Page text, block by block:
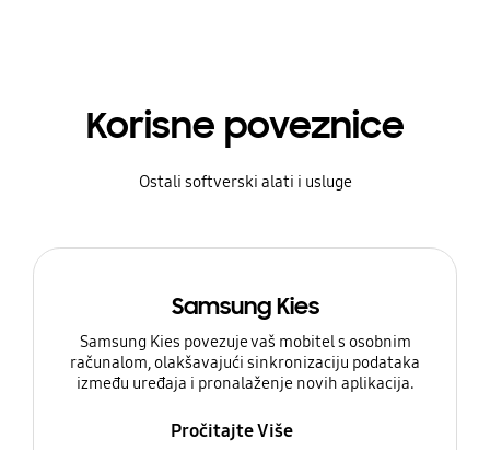
Korisne poveznice
Ostali softverski alati i usluge
Samsung Kies
Samsung Kies povezuje vaš mobitel s osobnim
računalom, olakšavajući sinkronizaciju podataka
između uređaja i pronalaženje novih aplikacija.
Pročitajte Više